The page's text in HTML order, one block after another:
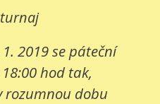
2019 se páteční
hod tak,
rozumnou dobu